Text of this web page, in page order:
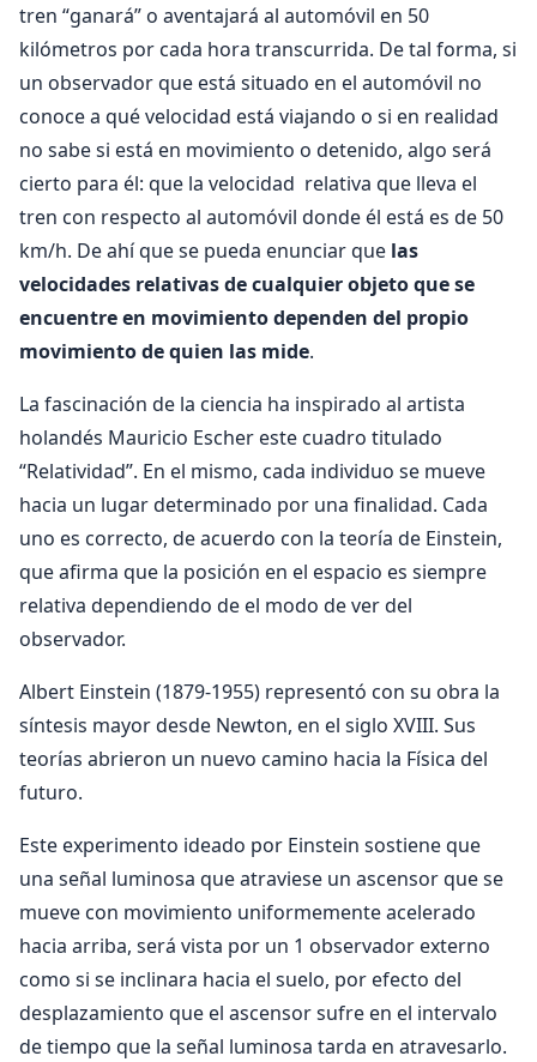
tren “ganará” o aventajará al automóvil en 50
kilómetros por cada hora transcurrida. De tal forma, si
un observador que está situado en el automóvil no
conoce a qué velocidad está viajando o si en realidad
no sabe si está en movimiento o detenido, algo será
cierto para él: que la velocidad relativa que lleva el
tren con respecto al automóvil donde él está es de 50
km/h. De ahí que se pueda enunciar que las
velocidades relativas de cualquier objeto que se
encuentre en movimiento dependen del propio
movimiento de quien las mide.
La fascinación de la ciencia ha inspirado al artista
holandés Mauricio Escher este cuadro titulado
“Relatividad”. En el mismo, cada individuo se mueve
hacia un lugar determinado por una finalidad. Cada
uno es correcto, de acuerdo con la teoría de Einstein,
que afirma que la posición en el espacio es siempre
relativa dependiendo de el modo de ver del
observador.
Albert Einstein (1879-1955) representó con su obra la
síntesis mayor desde Newton, en el siglo XVIII. Sus
teorías abrieron un nuevo camino hacia la Física del
futuro.
Este experimento ideado por Einstein sostiene que
una señal luminosa que atraviese un ascensor que se
mueve con movimiento uniformemente acelerado
hacia arriba, será vista por un 1 observador externo
como si se inclinara hacia el suelo, por efecto del
desplazamiento que el ascensor sufre en el intervalo
de tiempo que la señal luminosa tarda en atravesarlo.